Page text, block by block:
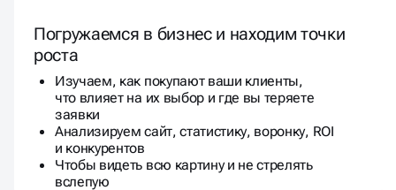
Погружаемся в бизнес и находим точки
роста
Изучаем, как покупают ваши клиенты,
что влияет на их выбор и где вы теряете
заявки
Анализируем сайт, статистику, воронку, ROI
и конкурентов
Чтобы видеть всю картину и не стрелять
вслепую